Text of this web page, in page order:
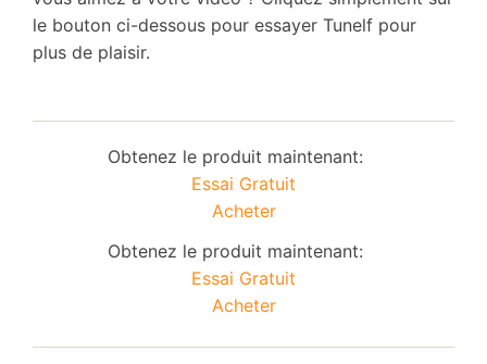
le bouton ci-dessous pour essayer Tunelf pour
plus de plaisir.
Obtenez le produit maintenant:
Essai Gratuit
Acheter
Obtenez le produit maintenant:
Essai Gratuit
Acheter